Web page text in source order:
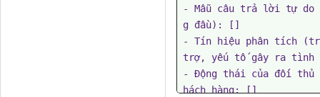
- Mẫu câu trả lời tự do
g đầu): []
- Tín hiệu phân tích
trợ, yếu tố gây ra tình
- Động thái của đối thủ
hách hàng: []